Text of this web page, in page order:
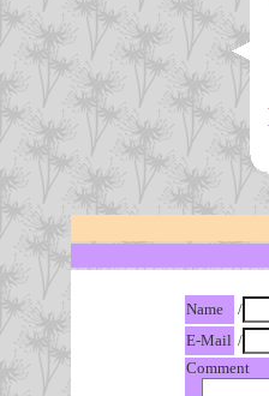
Name
/
E-Mail /
Comment